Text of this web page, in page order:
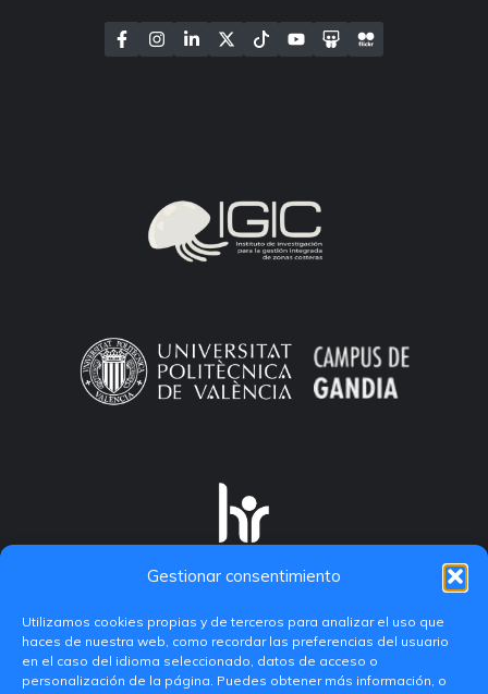
Gestionar consentimiento
Utilizamos cookies propias y de terceros para analizar el uso que
haces de nuestra web, como recordar las preferencias del usuario
en el caso del idioma seleccionado, datos de acceso o
personalización de la página. Puedes obtener más información, o